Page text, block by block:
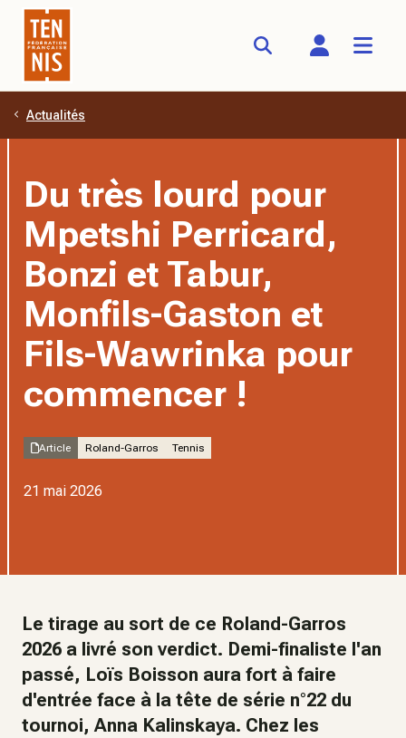
Aller au contenu principal
Actualités
Du très lourd pour
Mpetshi Perricard,
Bonzi et Tabur,
Monfils-Gaston et
Fils-Wawrinka pour
commencer !
Article Roland-Garros Tennis
21 mai 2026
Le tirage au sort de ce Roland-Garros
2026 a livré son verdict. Demi-finaliste l'an
passé, Loïs Boisson aura fort à faire
d'entrée face à la tête de série n°22 du
tournoi, Anna Kalinskaya. Chez les